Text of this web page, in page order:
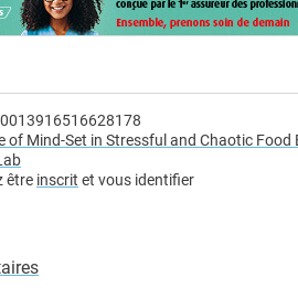
of Mind-Set in Stressful and Chaotic Food
être inscrit et vous identifier